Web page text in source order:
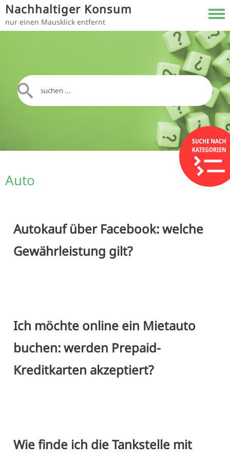
Direkt zum Inhalt
Nachhaltiger Konsum
nur einen Mausklick entfernt
Auto
Autokauf über Facebook: welche
Gewährleistung gilt?
Ich möchte online ein Mietauto
buchen: werden Prepaid-
Kreditkarten akzeptiert?
Wie finde ich die Tankstelle mit